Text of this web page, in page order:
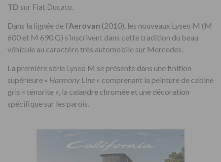
TD sur Fiat Ducato.
Dans la lignée de l’Aerovan (2010), les nouveaux Lyseo M (M
600 et M 690 G) s’inscrivent dans cette tradition du beau
véhicule au caractère très automobile sur Mercedes.
La première série Lyseo M se présente dans une finition
supérieure « Harmony Line » comprenant la peinture de cabine
gris « ténorite », la calandre chromée et une décoration
spécifique sur les parois.